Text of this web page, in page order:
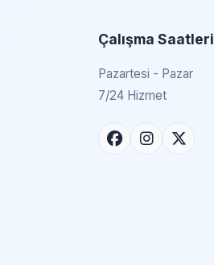
Çalışma Saatleri
Pazartesi - Pazar
7/24 Hizmet